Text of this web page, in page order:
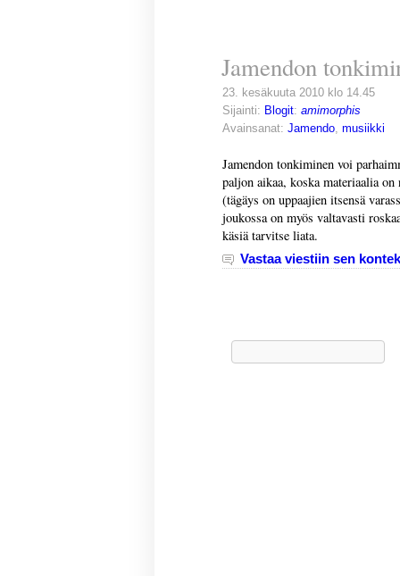
Jamendon
23. kesäkuuta 2010 klo 14.45
Sijainti: Blogit: amimorphis
Avainsanat: Jamendo, musiikki
Jamendon tonkiminen voi
paljon aikaa, koska materiaalia
(tägäys on uppaajien itsensä
joukossa on myös valtavasti
käsiä tarvitse liata.
Vastaa viestiin sen